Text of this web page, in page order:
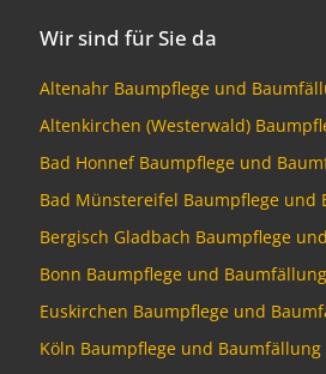
Wir sind für Sie da
Altenahr Baumpflege und
Altenkirchen (Westerwald)
Bad Honnef Baumpflege und
Bad Münstereifel Baumpflege und
Bergisch Gladbach Baumpflege
Bonn Baumpflege und Baumfällung
Euskirchen Baumpflege und
Köln Baumpflege und Baumfällung